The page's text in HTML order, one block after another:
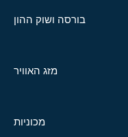
בורסה ושוק ההון
מזג האוויר
מכוניות